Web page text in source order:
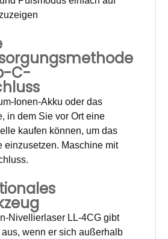
C-
Ionen-Akku oder das
in dem Sie vor Ort eine
kaufen können, um das
einzusetzen. Maschine mit
Nivellierlaser LL-4CG gibt
wenn er sich außerhalb